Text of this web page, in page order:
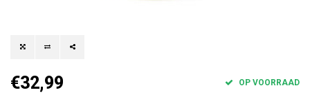
€32,99 OP VOORRAAD